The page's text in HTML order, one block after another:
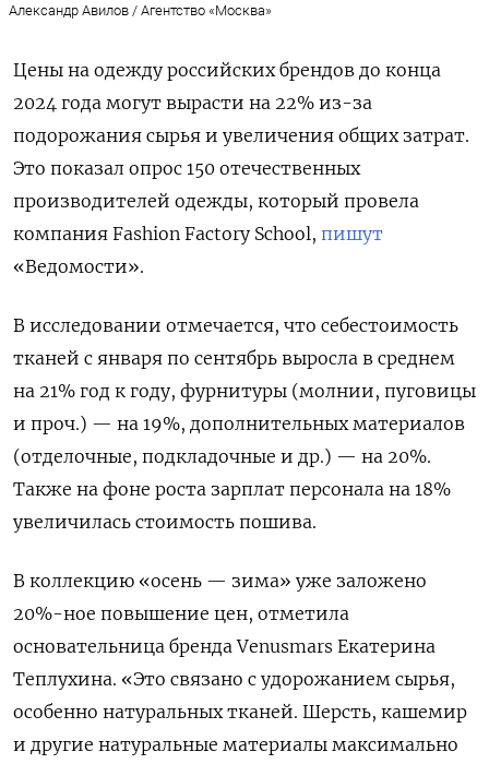
Александр Авилов / Агентство «Москва»
Цены на одежду российских брендов до конца
2024 года могут вырасти на 22% из-за
подорожания сырья и увеличения общих затрат.
Это показал опрос 150 отечественных
производителей одежды, который провела
компания Fashion Factory School, пишут
«Ведомости».
В исследовании отмечается, что себестоимость
тканей с января по сентябрь выросла в среднем
на 21% год к году, фурнитуры (молнии, пуговицы
и проч.) — на 19%, дополнительных материалов
(отделочные, подкладочные и др.) — на 20%.
Также на фоне роста зарплат персонала на 18%
увеличилась стоимость пошива.
В коллекцию «осень — зима» уже заложено
20%-ное повышение цен, отметила
основательница бренда Venusmars Екатерина
Теплухина. «Это связано с удорожанием сырья,
особенно натуральных тканей. Шерсть, кашемир
и другие натуральные материалы максимально